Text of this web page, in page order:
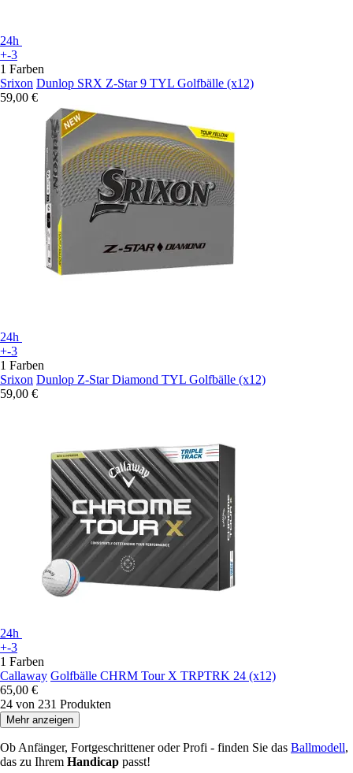
24h
+-3
1 Farben
Srixon Dunlop SRX Z-Star 9 TYL Golfbälle (x12)
59,00 €
24h
+-3
1 Farben
Srixon Dunlop Z-Star Diamond TYL Golfbälle (x12)
59,00 €
24h
+-3
1 Farben
Callaway Golfbälle CHRM Tour X TRPTRK 24 (x12)
65,00 €
24 von 231 Produkten
Mehr anzeigen
Ob Anfänger, Fortgeschrittener oder Profi - finden Sie das Ballmodell,
das zu Ihrem Handicap passt!